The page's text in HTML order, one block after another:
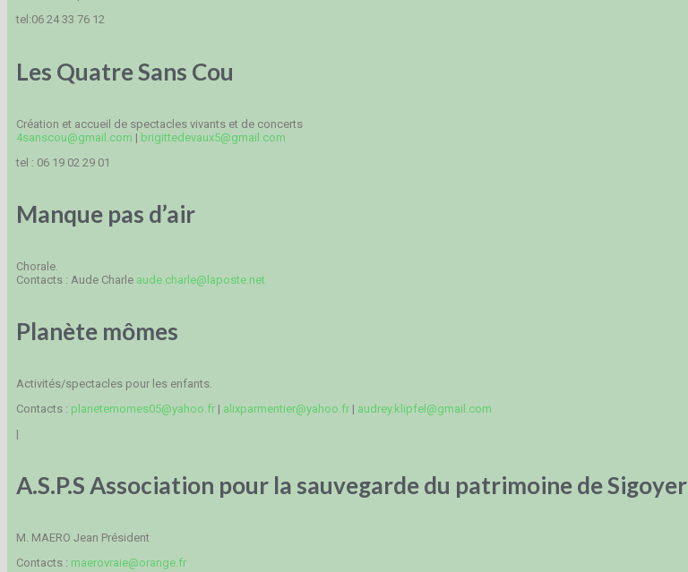
tel:06 24 33 76 12
Les Quatre Sans Cou
Création et accueil de spectacles vivants et de concerts
4sanscou@gmail.com | brigittedevaux5@gmail.com
tel : 06 19 02 29 01
Manque pas d’air
Chorale.
Contacts : Aude Charle aude.charle@laposte.net
Planète mômes
Activités/spectacles pour les enfants.
Contacts : planetemomes05@yahoo.fr | alixparmentier@yahoo.fr | audrey.klipfel@gmail.com
|
A.S.P.S Association pour la sauvegarde du patrimoine de Sigoyer
M. MAERO Jean Président
Contacts : maerovraie@orange.fr